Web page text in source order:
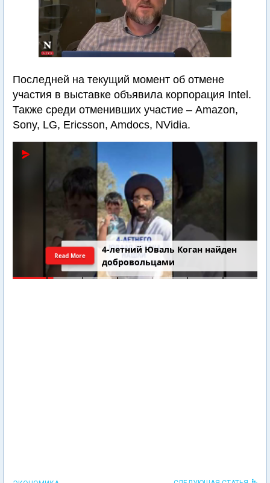
Последней на текущий момент об отмене
участия в выставке объявила корпорация Intel.
Также среди отменивших участие – Amazon,
Sony, LG, Ericsson, Amdocs, NVidia.
4-летний Юваль Коган найден
добровольцами
Read More